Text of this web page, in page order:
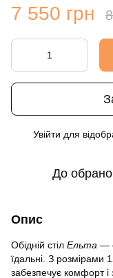
7 550 грн
Увійти для
До
Опис
Обідній стіл Ельта —
їдальні. З розмірами
забезпечує комфорт і